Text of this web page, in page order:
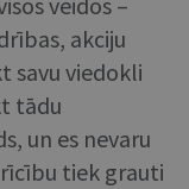
akciju
savu viedokli
tādu
un es nevaru
tiek grauti